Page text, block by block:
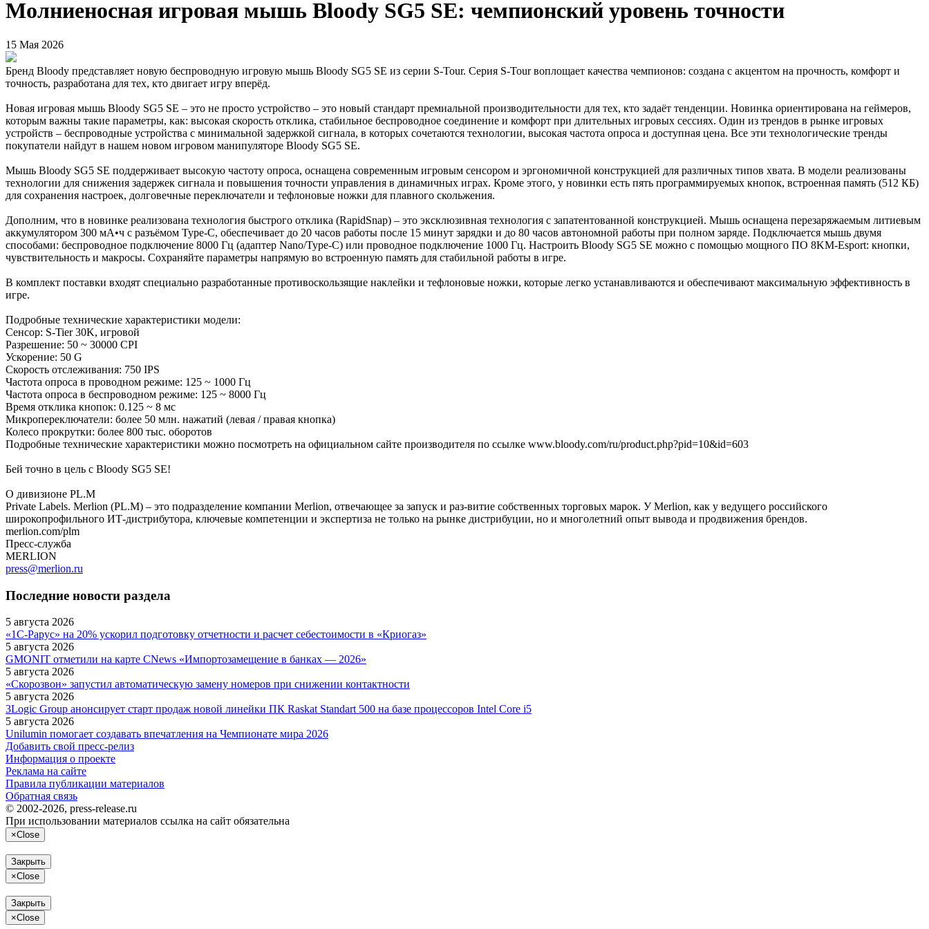
Молниеносная игровая мышь Bloody SG5 SE: чемпионский уровень точности
15 Мая 2026
Бренд Bloody представляет новую беспроводную игровую мышь Bloody SG5 SE из серии S-Tour. Серия S-Tour воплощает качества чемпионов: создана с акцентом на прочность, комфорт и
точность, разработана для тех, кто двигает игру вперёд.
Новая игровая мышь Bloody SG5 SE – это не просто устройство – это новый стандарт премиальной производительности для тех, кто задаёт тенденции. Новинка ориентирована на геймеров,
которым важны такие параметры, как: высокая скорость отклика, стабильное беспроводное соединение и комфорт при длительных игровых сессиях. Один из трендов в рынке игровых
устройств – беспроводные устройства с минимальной задержкой сигнала, в которых сочетаются технологии, высокая частота опроса и доступная цена. Все эти технологические тренды
покупатели найдут в нашем новом игровом манипуляторе Bloody SG5 SE.
Мышь Bloody SG5 SE поддерживает высокую частоту опроса, оснащена современным игровым сенсором и эргономичной конструкцией для различных типов хвата. В модели реализованы
технологии для снижения задержек сигнала и повышения точности управления в динамичных играх. Кроме этого, у новинки есть пять программируемых кнопок, встроенная память (512 КБ)
для сохранения настроек, долговечные переключатели и тефлоновые ножки для плавного скольжения.
Дополним, что в новинке реализована технология быстрого отклика (RapidSnap) – это эксклюзивная технология с запатентованной конструкцией. Мышь оснащена перезаряжаемым литиевым
аккумулятором 300 мА•ч с разъёмом Type-C, обеспечивает до 20 часов работы после 15 минут зарядки и до 80 часов автономной работы при полном заряде. Подключается мышь двумя
способами: беспроводное подключение 8000 Гц (адаптер Nano/Type-C) или проводное подключение 1000 Гц. Настроить Bloody SG5 SE можно с помощью мощного ПО 8KM-Esport: кнопки,
чувствительность и макросы. Сохраняйте параметры напрямую во встроенную память для стабильной работы в игре.
В комплект поставки входят специально разработанные противоскользящие наклейки и тефлоновые ножки, которые легко устанавливаются и обеспечивают максимальную эффективность в
игре.
Подробные технические характеристики модели:
Сенсор: S-Tier 30K, игровой
Разрешение: 50 ~ 30000 CPI
Ускорение: 50 G
Скорость отслеживания: 750 IPS
Частота опроса в проводном режиме: 125 ~ 1000 Гц
Частота опроса в беспроводном режиме: 125 ~ 8000 Гц
Время отклика кнопок: 0.125 ~ 8 мс
Микропереключатели: более 50 млн. нажатий (левая / правая кнопка)
Колесо прокрутки: более 800 тыс. оборотов
Подробные технические характеристики можно посмотреть на официальном сайте производителя по ссылке www.bloody.com/ru/product.php?pid=10&id=603
Бей точно в цель с Bloody SG5 SE!
О дивизионе PL.M
Private Labels. Merlion (PL.M) – это подразделение компании Merlion, отвечающее за запуск и раз-витие собственных торговых марок. У Merlion, как у ведущего российского
широкопрофильного ИТ-дистрибутора, ключевые компетенции и экспертиза не только на рынке дистрибуции, но и многолетний опыт вывода и продвижения брендов.
merlion.com/plm
Пресс-служба
MERLION
press@merlion.ru
Последние новости раздела
5 августа 2026
«1С-Рарус» на 20% ускорил подготовку отчетности и расчет себестоимости в «Криогаз»
5 августа 2026
GMONIT отметили на карте CNews «Импортозамещение в банках — 2026»
5 августа 2026
«Скорозвон» запустил автоматическую замену номеров при снижении контактности
5 августа 2026
3Logic Group анонсирует старт продаж новой линейки ПК Raskat Standart 500 на базе процессоров Intel Core i5
5 августа 2026
Unilumin помогает создавать впечатления на Чемпионате мира 2026
Добавить свой пресс-релиз
Информация о проекте
Реклама на сайте
Правила публикации материалов
Обратная связь
© 2002-2026, press-release.ru
При использовании материалов ссылка на сайт обязательна
×Close
Закрыть
×Close
Закрыть
×Close